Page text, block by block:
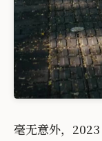
毫无意外，